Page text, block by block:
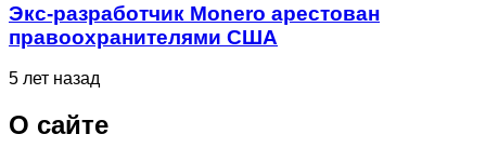
Экс-разработчик Monero арестован
правоохранителями США
5 лет назад
О сайте